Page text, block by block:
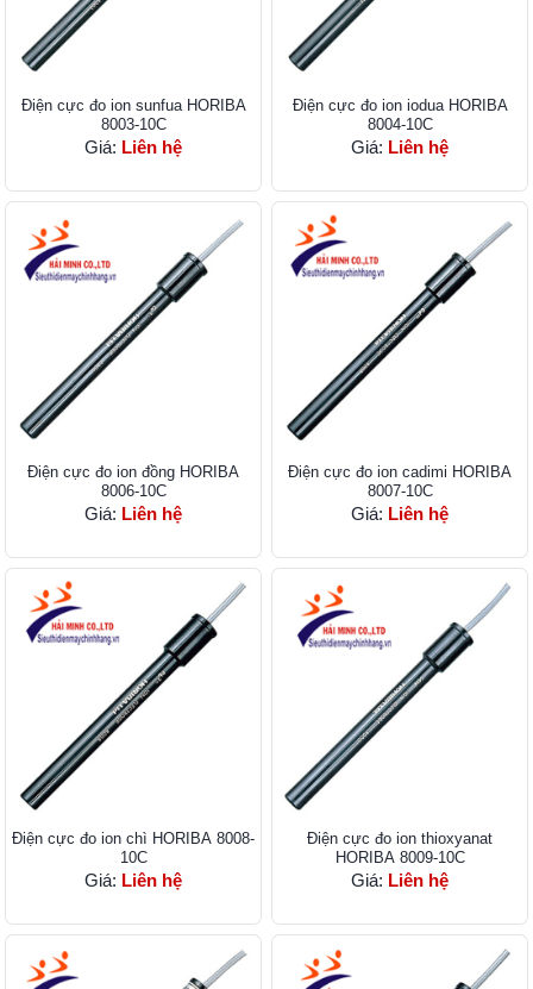
Điện cực đo ion sunfua HORIBA
8003-10C
Giá: Liên hệ
Điện cực đo ion iodua HORIBA
8004-10C
Giá: Liên hệ
Điện cực đo ion đồng HORIBA
8006-10C
Giá: Liên hệ
Điện cực đo ion cadimi HORIBA
8007-10C
Giá: Liên hệ
Điện cực đo ion chì HORIBA 8008-
10C
Giá: Liên hệ
Điện cực đo ion thioxyanat
HORIBA 8009-10C
Giá: Liên hệ